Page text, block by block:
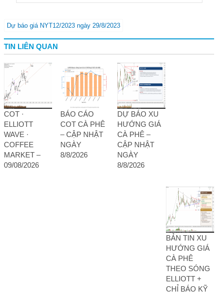
Dự báo giá NYT12/2023 ngày 29/8/2023
TIN LIÊN QUAN
COT ·
ELLIOTT
WAVE ·
COFFEE
MARKET –
09/08/2026
BÁO CÁO
COT CÀ PHÊ
– CẬP NHẬT
NGÀY
8/8/2026
DỰ BÁO XU
HƯỚNG GIÁ
CÀ PHÊ –
CẬP NHẬT
NGÀY
8/8/2026
BẢN TIN XU
HƯỚNG GIÁ
CÀ PHÊ
THEO SÓNG
ELLIOTT +
CHỈ BÁO KỸ